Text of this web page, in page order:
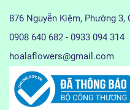
876 Nguyễn Kiệm, Phường 3,
0908 640 682 - 0933 094 314
hoalaflowers@gmail.com